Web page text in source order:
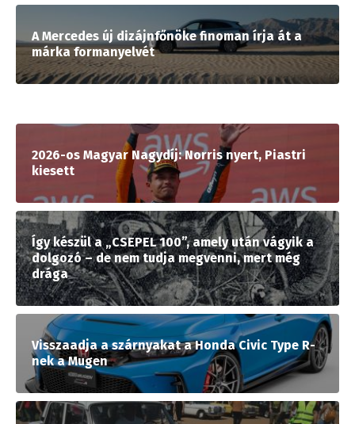
A Mercedes új dizájnfőnöke finoman írja át a
márka formanyelvét
2026-os Magyar Nagydíj: Norris nyert, Piastri
kiesett
Így készül a „CSEPEL 100”, amely után vágyik a
dolgozó – de nem tudja megvenni, mert még
drága
Visszaadja a szárnyakat a Honda Civic Type R-
nek a Mugen